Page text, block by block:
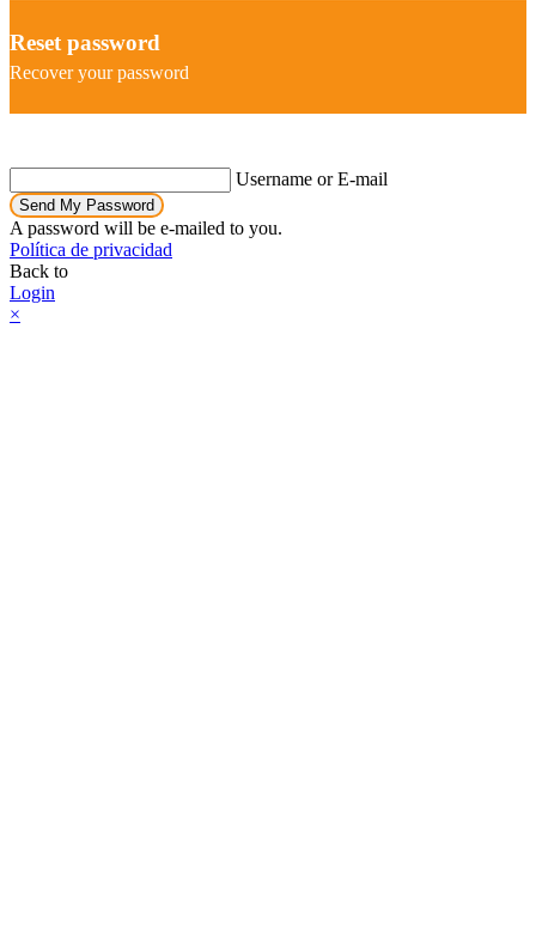
Reset password
Recover your password
Username or E-mail
Send My Password
A password will be e-mailed to you.
Política de privacidad
Back to
Login
×